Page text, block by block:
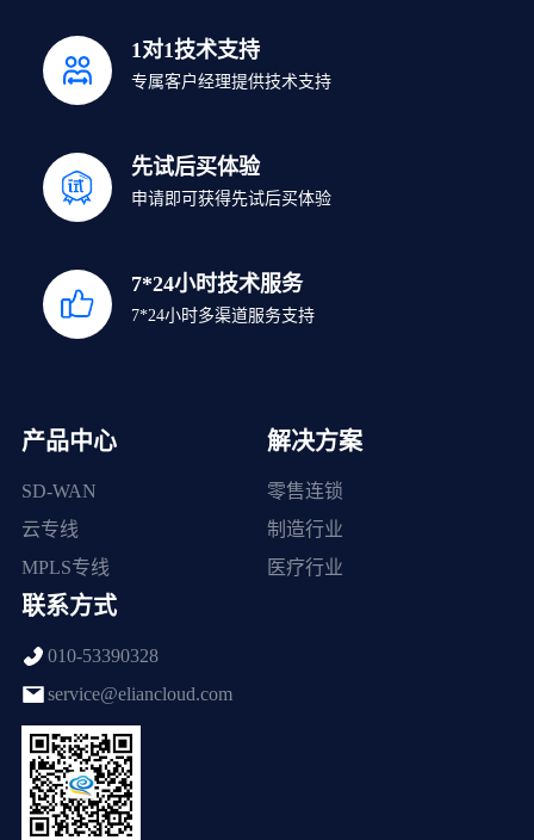
1对1技术支持
专属客户经理提供技术支持
先试后买体验
申请即可获得先试后买体验
7*24小时技术服务
7*24小时多渠道服务支持
产品中心
SD-WAN
云专线
MPLS专线
解决方案
零售连锁
制造行业
医疗行业
联系方式
010-53390328
service@eliancloud.com